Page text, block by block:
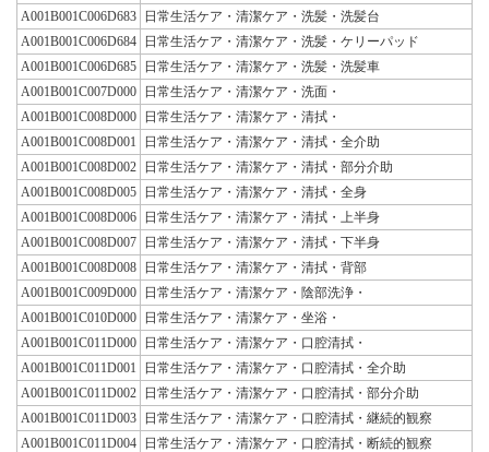
A001B001C006D683
日常生活ケア・清潔ケア・洗髪・洗髪台
A001B001C006D684
日常生活ケア・清潔ケア・洗髪・ケリーパッド
A001B001C006D685
日常生活ケア・清潔ケア・洗髪・洗髪車
A001B001C007D000
日常生活ケア・清潔ケア・洗面・
A001B001C008D000
日常生活ケア・清潔ケア・清拭・
A001B001C008D001
日常生活ケア・清潔ケア・清拭・全介助
A001B001C008D002
日常生活ケア・清潔ケア・清拭・部分介助
A001B001C008D005
日常生活ケア・清潔ケア・清拭・全身
A001B001C008D006
日常生活ケア・清潔ケア・清拭・上半身
A001B001C008D007
日常生活ケア・清潔ケア・清拭・下半身
A001B001C008D008
日常生活ケア・清潔ケア・清拭・背部
A001B001C009D000
日常生活ケア・清潔ケア・陰部洗浄・
A001B001C010D000
日常生活ケア・清潔ケア・坐浴・
A001B001C011D000
日常生活ケア・清潔ケア・口腔清拭・
A001B001C011D001
日常生活ケア・清潔ケア・口腔清拭・全介助
A001B001C011D002
日常生活ケア・清潔ケア・口腔清拭・部分介助
A001B001C011D003
日常生活ケア・清潔ケア・口腔清拭・継続的観察
A001B001C011D004
日常生活ケア・清潔ケア・口腔清拭・断続的観察